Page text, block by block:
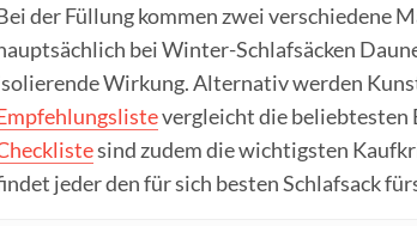
der Füllung kommen zwei verschiedene
bei Winter-Schlafsäcken
Wirkung. Alternativ werden
vergleicht die beliebtesten
sind zudem die wichtigsten
jeder den für sich besten Schlafsack